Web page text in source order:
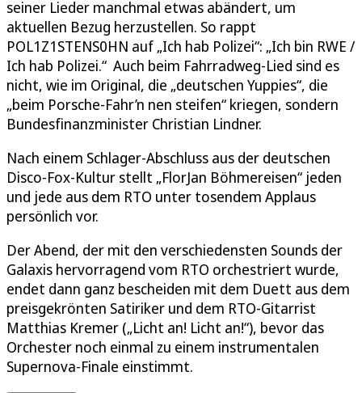
seiner Lieder manchmal etwas abändert, um
aktuellen Bezug herzustellen. So rappt
POL1Z1STENS0HN auf „Ich hab Polizei“: „Ich bin RWE /
Ich hab Polizei.“ Auch beim Fahrradweg-Lied sind es
nicht, wie im Original, die „deutschen Yuppies“, die
„beim Porsche-Fahr’n nen steifen“ kriegen, sondern
Bundesfinanzminister Christian Lindner.
Nach einem Schlager-Abschluss aus der deutschen
Disco-Fox-Kultur stellt „FlorJan Böhmereisen“ jeden
und jede aus dem RTO unter tosendem Applaus
persönlich vor.
Der Abend, der mit den verschiedensten Sounds der
Galaxis hervorragend vom RTO orchestriert wurde,
endet dann ganz bescheiden mit dem Duett aus dem
preisgekrönten Satiriker und dem RTO-Gitarrist
Matthias Kremer („Licht an! Licht an!“), bevor das
Orchester noch einmal zu einem instrumentalen
Supernova-Finale einstimmt.